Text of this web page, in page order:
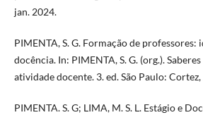
jan. 2024.
PIMENTA, S. G. Formação de professores:
docência. In: PIMENTA, S. G. (org.).
atividade docente. 3. ed. São Paulo:
PIMENTA. S. G; LIMA, M. S. L. Estágio e